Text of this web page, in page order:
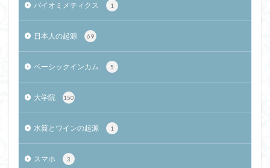
バイオミメティクス 1
日本人の起源 69
ベーシックインカム 5
大学院 150
水筒とワインの起源 1
スマホ 3